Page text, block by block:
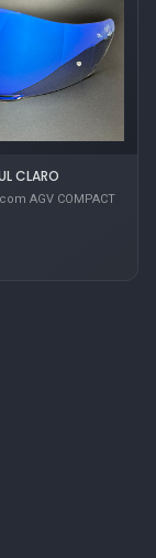
CLARO
AGV COMPACT